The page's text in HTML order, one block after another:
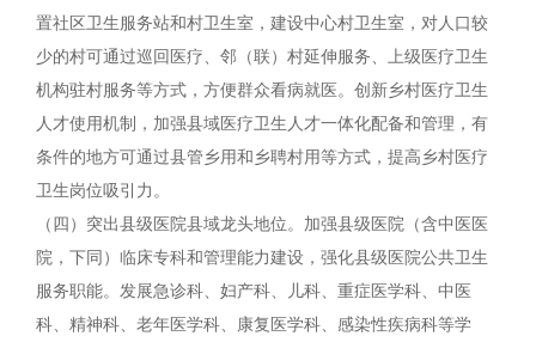
置社区卫生服务站和村卫生室，建设中心村卫生室，对人口较
少的村可通过巡回医疗、邻（联）村延伸服务、上级医疗卫生
机构驻村服务等方式，方便群众看病就医。创新乡村医疗卫生
人才使用机制，加强县域医疗卫生人才一体化配备和管理，有
条件的地方可通过县管乡用和乡聘村用等方式，提高乡村医疗
卫生岗位吸引力。
（四）突出县级医院县域龙头地位。加强县级医院（含中医医
院，下同）临床专科和管理能力建设，强化县级医院公共卫生
服务职能。发展急诊科、妇产科、儿科、重症医学科、中医
科、精神科、老年医学科、康复医学科、感染性疾病科等学